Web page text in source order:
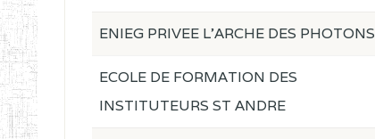
ENIEG PRIVEE L'ARCHE DES PHOTONS
ECOLE DE FORMATION DES
INSTITUTEURS ST ANDRE